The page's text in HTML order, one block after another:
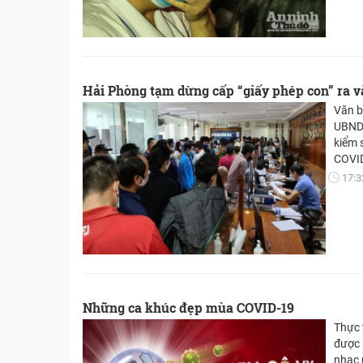
Hải Phòng tạm dừng cấp “giấy phép con” ra
Văn
kiểm
Những ca khúc đẹp mùa COVID-19
Thực
được
nhạc